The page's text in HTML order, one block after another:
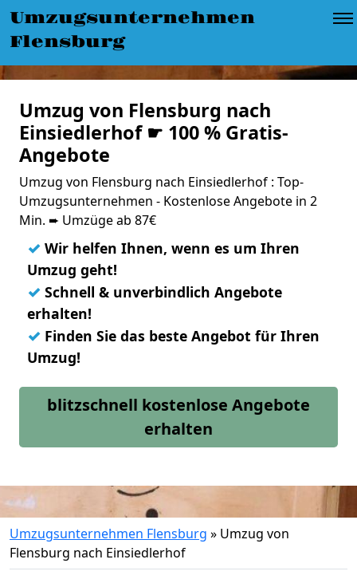
Umzugsunternehmen
Flensburg
Umzug von Flensburg nach
Einsiedlerhof ☛ 100 % Gratis-
Angebote
Umzug von Flensburg nach Einsiedlerhof : Top-
Umzugsunternehmen - Kostenlose Angebote in 2
Min. ➨ Umzüge ab 87€
✓ Wir helfen Ihnen, wenn es um Ihren
Umzug geht!
✓ Schnell & unverbindlich Angebote
erhalten!
✓ Finden Sie das beste Angebot für Ihren
Umzug!
blitzschnell kostenlose Angebote
erhalten
Umzugsunternehmen Flensburg » Umzug von
Flensburg nach Einsiedlerhof